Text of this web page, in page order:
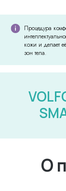
Процедура
кожи и делает
зон тела.
О